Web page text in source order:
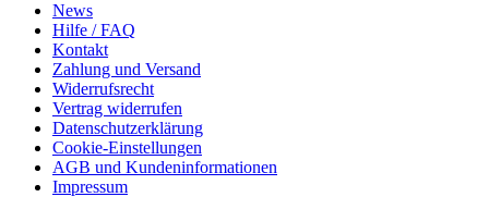
News
Hilfe / FAQ
Kontakt
Zahlung und Versand
Widerrufsrecht
Vertrag widerrufen
Datenschutzerklärung
Cookie-Einstellungen
AGB und Kundeninformationen
Impressum